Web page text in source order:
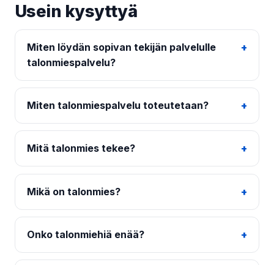
Usein kysyttyä
Miten löydän sopivan tekijän palvelulle
talonmiespalvelu?
Miten talonmiespalvelu toteutetaan?
Mitä talonmies tekee?
Mikä on talonmies?
Onko talonmiehiä enää?